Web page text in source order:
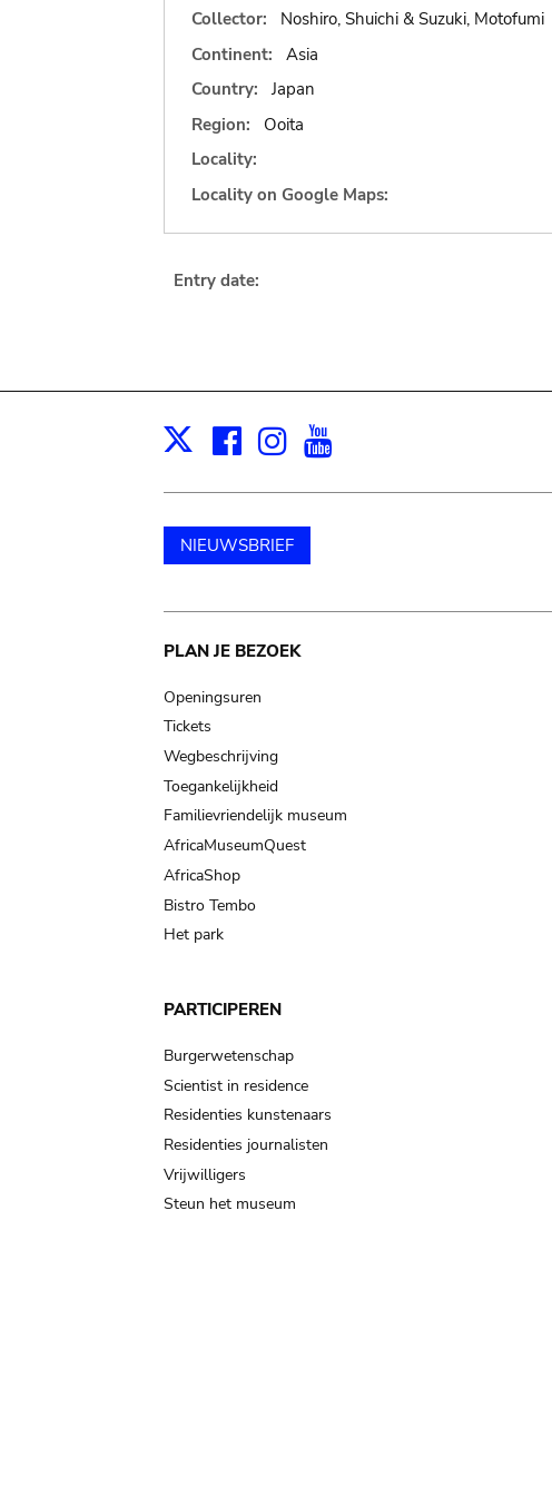
Collector:
Noshiro, Shuichi & Suzuki, Motofumi
Continent:
Asia
Country:
Japan
Region:
Ooita
Locality:
Locality on Google Maps:
Entry date:
X Facebook
Instagram
NIEUWSBRIEF
Main
navigation
PLAN JE BEZOEK
Openingsuren
Tickets
Wegbeschrijving
Toegankelijkheid
Familievriendelijk museum
AfricaMuseumQuest
AfricaShop
Bistro Tembo
Het park
PARTICIPEREN
Burgerwetenschap
Scientist in residence
Residenties kunstenaars
Residenties journalisten
Vrijwilligers
Steun het museum